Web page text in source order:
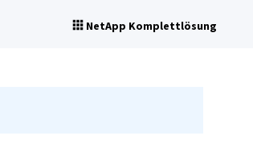
NetApp Komplettlösung